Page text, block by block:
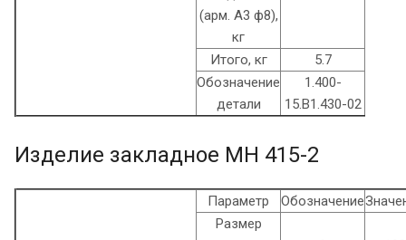
(арм. A3 ф8),
кг
Итого, кг
5.7
Обозначение
детали
1.400-
15.B1.430-02
Изделие закладное МН 415-2
Параметр Обозначение
Размер